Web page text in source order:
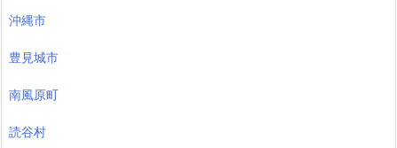
沖縄市
豊見城市
南風原町
読谷村